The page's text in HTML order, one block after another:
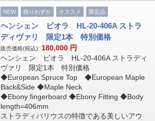
NEW 残りわずか オススメ 限定品
ヘンシェン ビオラ HL-20-406A ストラ
ディヴァリ 限定1本 特別価格
販売価格(税込): 180,000 円
ヘンシェン ビオラ HL-20-406A ストラディ
ヴァリ 限定1本 特別価格
◆European Spruce Top ◆European Maple
Back&Side ◆Maple Neck
◆Ebony fingerboard ◆Ebony Fitting ◆Body
length=406mm
ストラディバリウスの特徴である美しいアウ